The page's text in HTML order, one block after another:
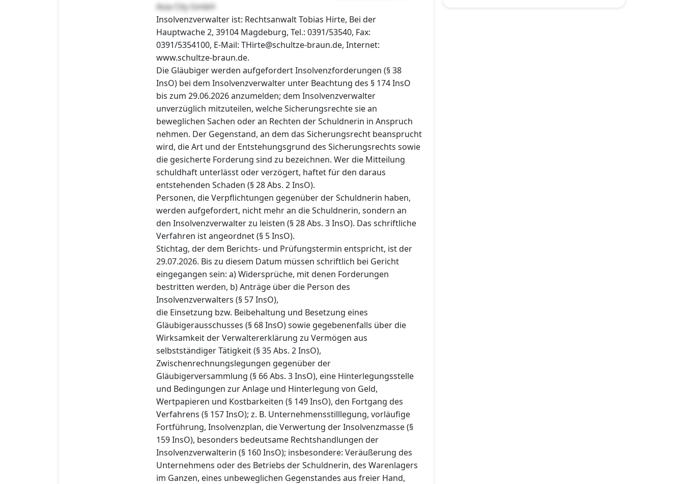
Asia City GmbH
Insolvenzverwalter ist: Rechtsanwalt Tobias Hirte, Bei der
Hauptwache 2, 39104 Magdeburg, Tel.: 0391/53540, Fax:
0391/5354100, E-Mail: THirte@schultze-braun.de, Internet:
www.schultze-braun.de.
Die Gläubiger werden aufgefordert Insolvenzforderungen (§ 38
InsO) bei dem Insolvenzverwalter unter Beachtung des § 174 InsO
bis zum 29.06.2026 anzumelden; dem Insolvenzverwalter
unverzüglich mitzuteilen, welche Sicherungsrechte sie an
beweglichen Sachen oder an Rechten der Schuldnerin in Anspruch
nehmen. Der Gegenstand, an dem das Sicherungsrecht beansprucht
wird, die Art und der Entstehungsgrund des Sicherungsrechts sowie
die gesicherte Forderung sind zu bezeichnen. Wer die Mitteilung
schuldhaft unterlässt oder verzögert, haftet für den daraus
entstehenden Schaden (§ 28 Abs. 2 InsO).
Personen, die Verpflichtungen gegenüber der Schuldnerin haben,
werden aufgefordert, nicht mehr an die Schuldnerin, sondern an
den Insolvenzverwalter zu leisten (§ 28 Abs. 3 InsO). Das schriftliche
Verfahren ist angeordnet (§ 5 InsO).
Stichtag, der dem Berichts- und Prüfungstermin entspricht, ist der
29.07.2026. Bis zu diesem Datum müssen schriftlich bei Gericht
eingegangen sein: a) Widersprüche, mit denen Forderungen
bestritten werden, b) Anträge über die Person des
Insolvenzverwalters (§ 57 InsO),
die Einsetzung bzw. Beibehaltung und Besetzung eines
Gläubigerausschusses (§ 68 InsO) sowie gegebenenfalls über die
Wirksamkeit der Verwaltererklärung zu Vermögen aus
selbstständiger Tätigkeit (§ 35 Abs. 2 InsO),
Zwischenrechnungslegungen gegenüber der
Gläubigerversammlung (§ 66 Abs. 3 InsO), eine Hinterlegungsstelle
und Bedingungen zur Anlage und Hinterlegung von Geld,
Wertpapieren und Kostbarkeiten (§ 149 InsO), den Fortgang des
Verfahrens (§ 157 InsO); z. B. Unternehmensstilllegung, vorläufige
Fortführung, Insolvenzplan, die Verwertung der Insolvenzmasse (§
159 InsO), besonders bedeutsame Rechtshandlungen der
Insolvenzverwalterin (§ 160 InsO); insbesondere: Veräußerung des
Unternehmens oder des Betriebs der Schuldnerin, des Warenlagers
im Ganzen, eines unbeweglichen Gegenstandes aus freier Hand,